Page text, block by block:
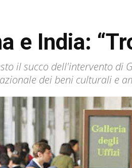
e India:
il succo dell'intervento di
dei beni culturali e